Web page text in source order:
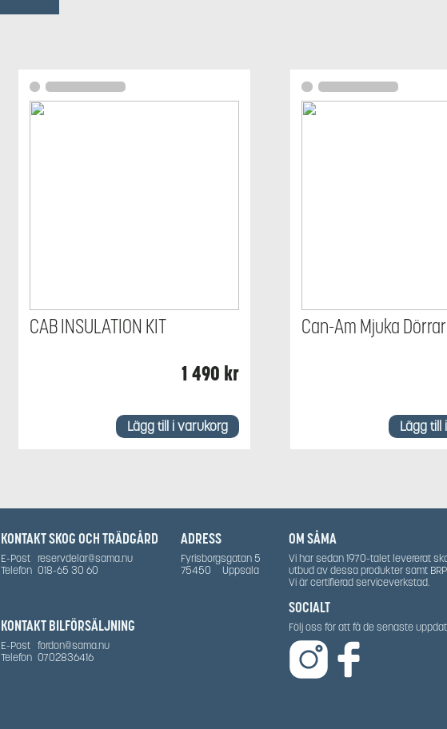
CAB INSULATION KIT
1 490 kr
Lägg till i varukorg
Can-Am Mjuka
Lägg till
ADRESS
Fyrisborgsgatan 5
75450
Uppsala
KONTAKT SKOG OCH TRÄDGÅRD
E-Post reservdelar@sama.nu
Telefon 018-65 30 60
KONTAKT BILFÖRSÄLJNING
E-Post fordon@sama.nu
Telefon 0702836416
OM SÅMA
Vi har sedan 1970-talet levererat
utbud av dessa produkter samt
Vi är certifierad serviceverkstad.
SOCIALT
Följ oss för att få de senaste